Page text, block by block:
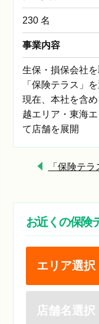
230 名
事業内容
生保・損保会社
「保険テラス」を
現在、本社を含
越エリア・東海
て店舗を展開
「保険テ
お近くの保険